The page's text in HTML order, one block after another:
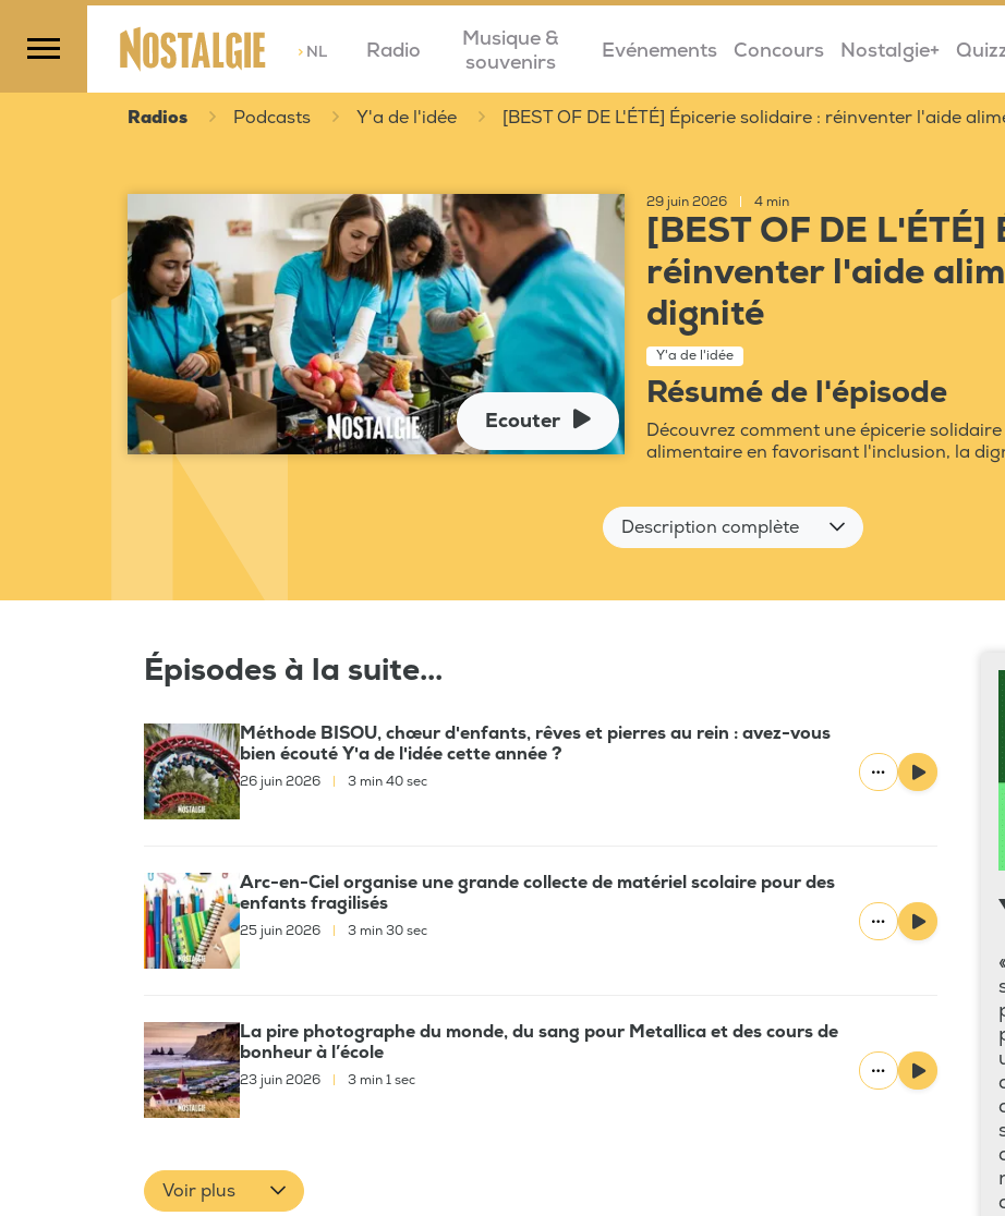
>NL Radio
Musique &
souvenirs
Evénements Concours Nostalgie+
Radios Podcasts Y'a de l'idée [BEST OF DE L'ÉTÉ] Épicerie solidaire : réinventer l'aide
Ecouter
29 juin 2026 4 min
[BEST OF DE
réinventer l'aide
dignité
Y'a de l'idée
Résumé de l'épisode
Découvrez comment une épicerie
alimentaire en favorisant l'inclusion, la
Description complète
Épisodes à la suite...
Méthode BISOU, chœur d'enfants, rêves et pierres au rein : avez-vous
bien écouté Y'a de l'idée cette année ?
26 juin 2026 3 min 40 sec
Arc-en-Ciel organise une grande collecte de matériel scolaire pour des
enfants fragilisés
25 juin 2026 3 min 30 sec
La pire photographe du monde, du sang pour Metallica et des cours de
bonheur à l’école
23 juin 2026 3 min 1 sec
Voir plus